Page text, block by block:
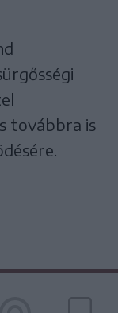
továbbra is